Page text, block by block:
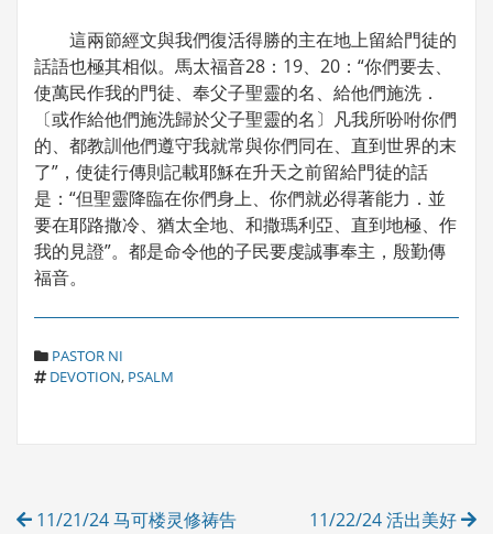
這兩節經文與我們復活得勝的主在地上留給門徒的
話語也極其相似。馬太福音28：19、20：“你們要去、
使萬民作我的門徒、奉父子聖靈的名、給他們施洗．
〔或作給他們施洗歸於父子聖靈的名〕凡我所吩咐你們
的、都教訓他們遵守我就常與你們同在、直到世界的末
了”，使徒行傳則記載耶穌在升天之前留給門徒的話
是：“但聖靈降臨在你們身上、你們就必得著能力．並
要在耶路撒冷、猶太全地、和撒瑪利亞、直到地極、作
我的見證”。都是命令他的子民要虔誠事奉主，殷勤傳
福音。
C
A
E
PASTOR NI
T
DEVOTION, PSALM
Post
11/21/24 马可楼灵修祷告 11/22/24 活出美好